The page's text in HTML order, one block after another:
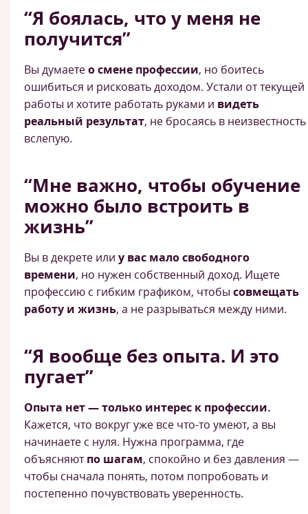
“Я боялась, что у меня не
получится”
Вы думаетео смене профессии, но боитесь
ошибиться и рисковать доходом. Устали от текущей
работы и хотите работать руками и видеть
реальный результат, не бросаясь в неизвестность
вслепую.
“Мне важно, чтобы обучение
можно было встроить в
жизнь”
Вы в декрете или у вас мало свободного
времени, но нужен собственный доход. Ищете
профессию с гибким графиком, чтобы совмещать
работу и жизнь, а не разрываться между ними.
“Я вообще без опыта. И это
пугает”
Опыта нет — только интерес к профессии.
Кажется, что вокруг уже все что-то умеют, а вы
начинаете с нуля. Нужна программа, где
объясняютпо шагам, спокойно и без давления —
чтобы сначала понять, потом попробовать и
постепенно почувствовать уверенность.